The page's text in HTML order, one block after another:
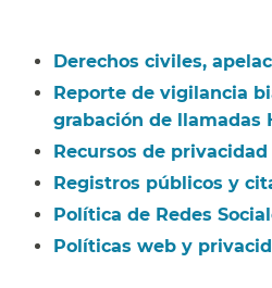
Derechos civiles,
Reporte de vigilancia
grabación de llamadas
Recursos de privacidad​​
Registros públicos y
Política de Redes
Políticas web y